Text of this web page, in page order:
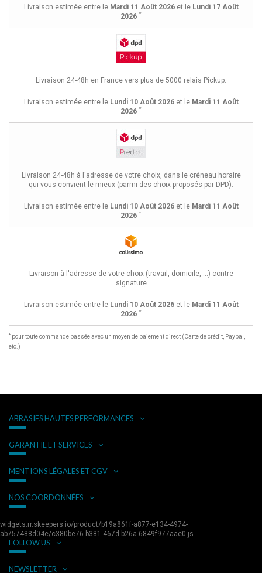
Livraison estimée entre le Mardi 11 Août 2026et le Lundi 17 Août
2026 *
Livraison 24-48h en France vers plus de 5000 relais Pickup.
Livraison estimée entre le Lundi 10 Août 2026et le Mardi 11 Août
2026 *
Livraison 24-48h à l'adresse de votre choix, dans le créneau horaire
qui vous convient le mieux (parmi des choix proposés par DPD).
Livraison estimée entre le Lundi 10 Août 2026et le Mardi 11 Août
2026 *
Livraison à l'adresse de votre choix (travail, domicile, ...) contre
signature
Livraison estimée entre le Lundi 10 Août 2026et le Mardi 11 Août
2026 *
* pour toute commande passée avec un moyen de paiement direct (Carte de crédit, Paypal,
etc.)
ABRASIFS HAUTES PERFORMANCES
GARANTIE ET SERVICES
MENTIONS LÉGALES ET CGV
NOS COORDONNÉES
widgets.rr.skeepers.io/product/b19a861f-a877-e134-4974-
ab757488d04e/c380be76-b381-467d-b26a-6849f977aae0.js
FOLLOW US
NEWSLETTER